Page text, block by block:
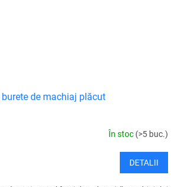
burete de machiaj plăcut
În stoc (>5 buc.)
DETALII